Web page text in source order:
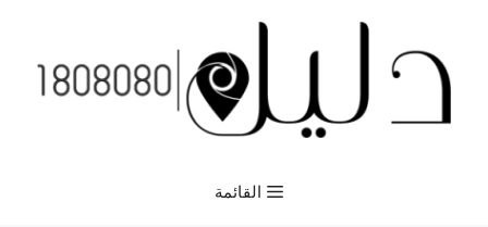
المحتوى
القائمة